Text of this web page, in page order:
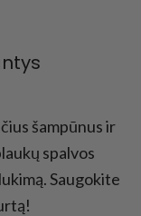
šampūnus ir
spalvos
Saugokite